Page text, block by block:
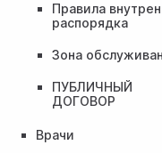
Правила
распорядка
Зона
ПУБЛИЧНЫЙ
ДОГОВОР
Врачи